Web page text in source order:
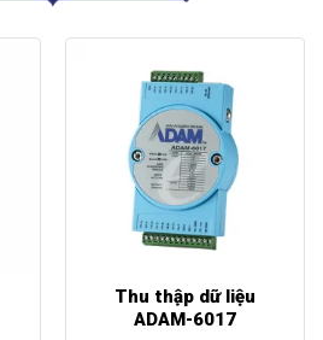
Thu thập dữ liệu
ADAM-6017